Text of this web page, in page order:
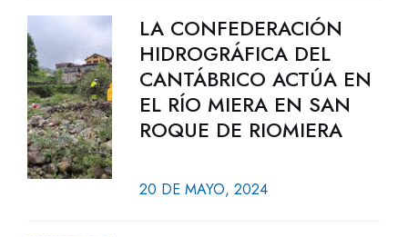
LA CONFEDERACIÓN
HIDROGRÁFICA DEL
CANTÁBRICO ACTÚA EN
EL RÍO MIERA EN SAN
ROQUE DE RIOMIERA
20 DE MAYO, 2024